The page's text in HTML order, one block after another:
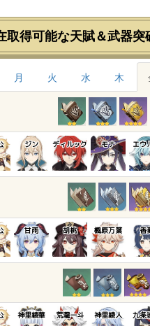
取得可能な天賦＆武器突
月 火 水 木
ジン ディルック モナ エウ
甘雨 胡桃 楓原万葉 香
神里綾華 荒瀧一斗 神里綾人 九条